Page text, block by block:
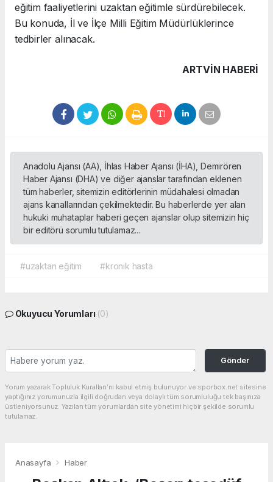
eğitim faaliyetlerini uzaktan eğitimle sürdürebilecek.
Bu konuda, İl ve İlçe Milli Eğitim Müdürlüklerince
tedbirler alınacak.
ARTVIN HABERİ
Anadolu Ajansı (AA), İhlas Haber Ajansı (İHA), Demirören
Haber Ajansı (DHA) ve diğer ajanslar tarafından eklenen
tüm haberler, sitemizin editörlerinin müdahalesi olmadan
ajans kanallarından çekilmektedir. Bu haberlerde yer alan
hukuki muhataplar haberi geçen ajanslar olup sitemizin hiç
bir editörü sorumlu tutulamaz...
#uzaktan eğitim #kronik hasta
Okuyucu Yorumları (0)
Gönder
Yorum yazarak Topluluk Kuralları’nı kabul etmiş bulunuyor ve sporbox.net sitesine
yaptığınız yorumunuzla ilgili doğrudan veya dolaylı tüm sorumluluğu tek başınıza
üstleniyorsunuz. Yazılan tüm yorumlardan site yönetimi hiçbir şekilde sorumlu
tutulamaz.
Anasayfa Haber